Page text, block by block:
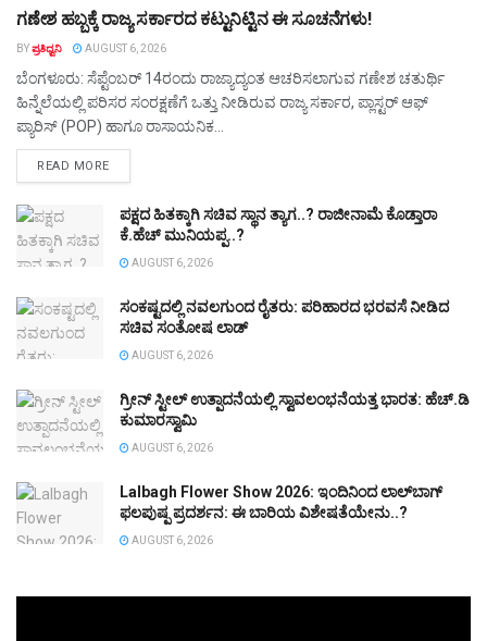
ಗಣೇಶ ಹಬ್ಬಕ್ಕೆ ರಾಜ್ಯ ಸರ್ಕಾರದ ಕಟ್ಟುನಿಟ್ಟಿನ ಈ ಸೂಚನೆಗಳು!
BYಪ್ರತಿಧ್ವನಿ AUGUST 6, 2026
ಬೆಂಗಳೂರು: ಸೆಪ್ಟೆಂಬರ್ 14ರಂದು ರಾಜ್ಯಾದ್ಯಂತ ಆಚರಿಸಲಾಗುವ ಗಣೇಶ ಚತುರ್ಥಿ
ಹಿನ್ನೆಲೆಯಲ್ಲಿ ಪರಿಸರ ಸಂರಕ್ಷಣೆಗೆ ಒತ್ತು ನೀಡಿರುವ ರಾಜ್ಯ ಸರ್ಕಾರ, ಪ್ಲಾಸ್ಟರ್ ಆಫ್
ಪ್ಯಾರಿಸ್ (POP) ಹಾಗೂ ರಾಸಾಯನಿಕ...
READ MOREDETAILS
ಪಕ್ಷದ ಹಿತಕ್ಕಾಗಿ ಸಚಿವ ಸ್ಥಾನ ತ್ಯಾಗ..? ರಾಜೀನಾಮೆ ಕೊಡ್ತಾರಾ
ಕೆ.ಹೆಚ್‌ ಮುನಿಯಪ್ಪ..?
AUGUST 6, 2026
ಸಂಕಷ್ಟದಲ್ಲಿ ನವಲಗುಂದ ರೈತರು: ಪರಿಹಾರದ ಭರವಸೆ ನೀಡಿದ
ಸಚಿವ ಸಂತೋಷ ಲಾಡ್
AUGUST 6, 2026
ಗ್ರೀನ್‌ ಸ್ಟೀಲ್‌ ಉತ್ಪಾದನೆಯಲ್ಲಿ ಸ್ವಾವಲಂಭನೆಯತ್ತ ಭಾರತ: ಹೆಚ್‌.ಡಿ
ಕುಮಾರಸ್ವಾಮಿ
AUGUST 6, 2026
Lalbagh Flower Show 2026: ಇಂದಿನಿಂದ ಲಾಲ್‌ಬಾಗ್
ಫಲಪುಷ್ಪ ಪ್ರದರ್ಶನ: ಈ ಬಾರಿಯ ವಿಶೇಷತೆಯೇನು..?
AUGUST 6, 2026